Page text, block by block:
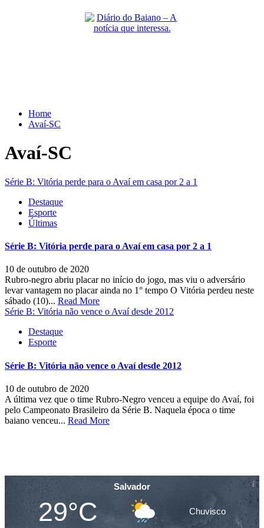
Home
Avaí-SC
Avaí-SC
Série B: Vitória perde para o Avaí em casa por 2 a 1
Destaque
Esporte
Últimas
Série B: Vitória perde para o Avaí em casa por 2 a 1
10 de outubro de 2020
Rubro-negro abriu placar no início do jogo, mas viu o adversário
levar vantagem no placar ainda no 1° tempo O Vitória perdeu neste
sábado (10)... Read More
Série B: Vitória não vence o Avaí desde 2012
Destaque
Esporte
Série B: Vitória não vence o Avaí desde 2012
10 de outubro de 2020
A última vez que o time Rubro-Negro venceu a equipe do Avaí, foi
pelo Campeonato Brasileiro da Série B. Naquela época o time
baiano venceu... Read More
Salvador
29°C Chuvisco